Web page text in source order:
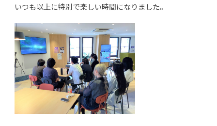
いつも以上に特別で楽しい時間になりました。